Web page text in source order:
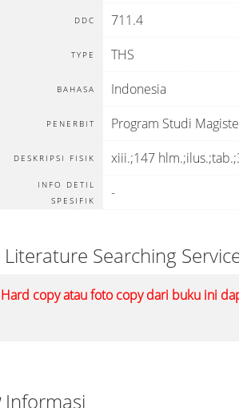
DDC 711.4
TYPE THS
BAHASA Indonesia
PENERBIT Program Studi
DESKRIPSI FISIK xiii.;147
INFO DETIL
SPESIFIK
-
Literature Searching
Hard copy atau foto copy dari buku ini
Informasi